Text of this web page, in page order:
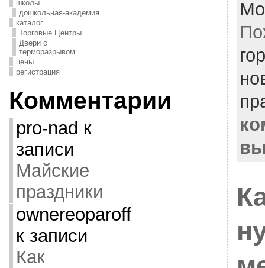
школы
дошкольная-академия
каталог
Торговые Центры
Двери с
терморазрывом
цены
регистрация
Комментарии
pro-nad к
записи
Майские
праздники
ownereoparoff
к записи
Как